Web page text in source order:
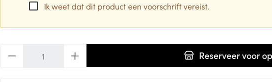
Ik weet dat dit product een voorschrift vereist.
Reserveervoor